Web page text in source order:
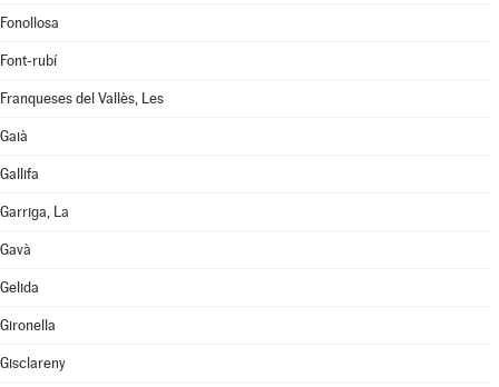
Fonollosa
Font-rubí
Franqueses del Vallès, Les
Gaià
Gallifa
Garriga, La
Gavà
Gelida
Gironella
Gisclareny